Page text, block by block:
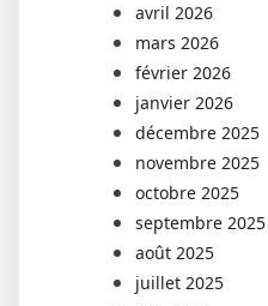
avril 2026
mars 2026
février 2026
janvier 2026
décembre 2025
novembre 2025
octobre 2025
septembre 2025
août 2025
juillet 2025